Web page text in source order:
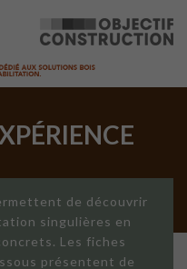
de découvrir
singulières en
Les fiches
présentent de